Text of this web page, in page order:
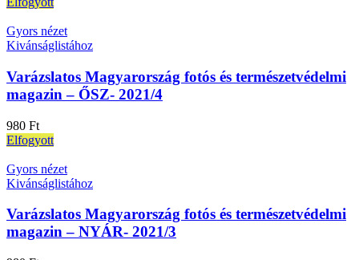
Gyors nézet
Kivánságlistához
Varázslatos Magyarország fotós és természetvédelmi
magazin – ŐSZ- 2021/4
980 Ft
Elfogyott
Gyors nézet
Kivánságlistához
Varázslatos Magyarország fotós és természetvédelmi
magazin – NYÁR- 2021/3